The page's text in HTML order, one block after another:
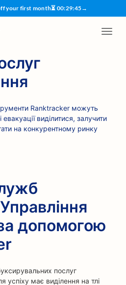
your first month⏳ 00:29:44→
Ranktracker можуть
виділитися, залучити
на конкурентному ринку
допомогою
послуг
успіху має виділення на тлі